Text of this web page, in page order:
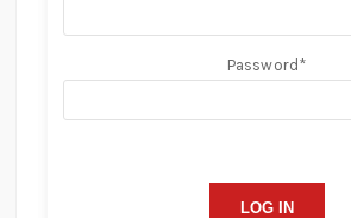
Password*
LOG IN